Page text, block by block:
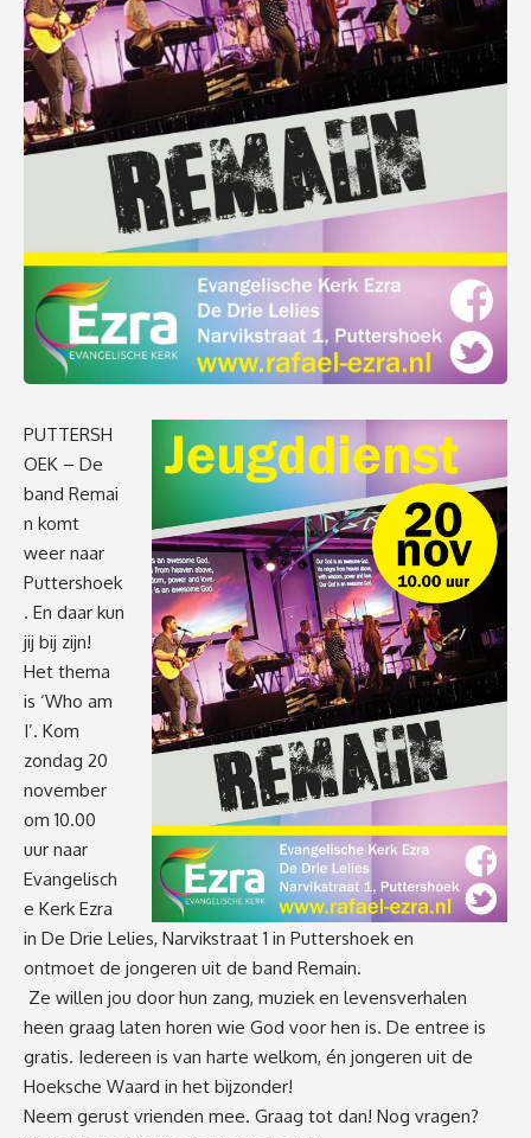
PUTTERSH
OEK – De
band Remai
n komt
weer naar
Puttershoek
. En daar kun
jij bij zijn!
Het thema
is ‘Who am
I’. Kom
zondag 20
november
om 10.00
uur naar
Evangelisch
e Kerk Ezra
in De Drie Lelies, Narvikstraat 1 in Puttershoek en
ontmoet de jongeren uit de band Remain.
Ze willen jou door hun zang, muziek en levensverhalen
heen graag laten horen wie God voor hen is. De entree is
gratis. Iedereen is van harte welkom, én jongeren uit de
Hoeksche Waard in het bijzonder!
Neem gerust vrienden mee. Graag tot dan! Nog vragen?